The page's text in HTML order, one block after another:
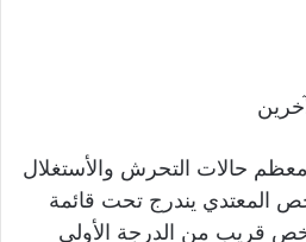
معظم حالات التحرش والأستغلال
المعتدي يندرج تحت قائمة
قريب من الدرجة الأولى